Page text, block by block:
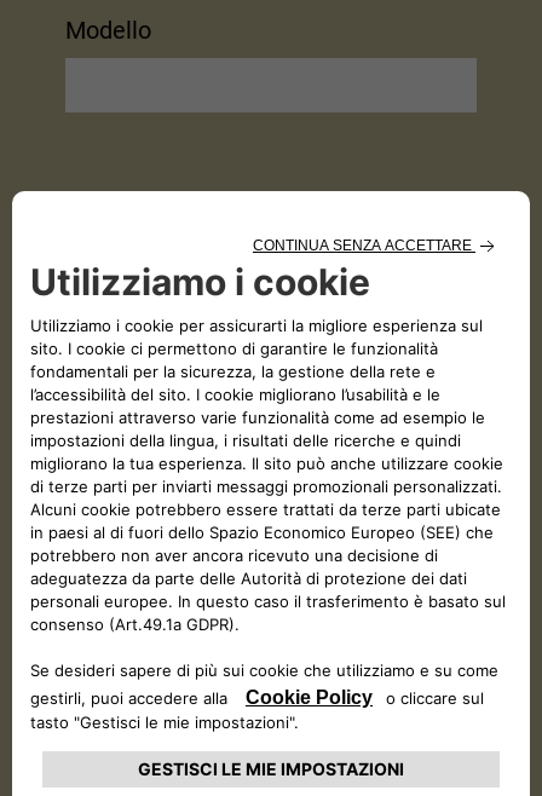
Modello
Nome*
Cognome*
Email*
Conferma email*